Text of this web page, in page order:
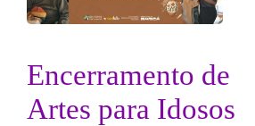
Encerramento de
Artes para Idosos